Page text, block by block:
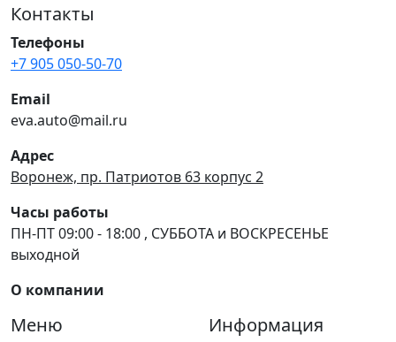
Контакты
Телефоны
+7 905 050-50-70
Email
eva.auto@mail.ru
Адрес
Воронеж, пр. Патриотов 63 корпус 2
Часы работы
ПН-ПТ 09:00 - 18:00 , СУББОТА и ВОСКРЕСЕНЬЕ
выходной
О компании
Меню Информация